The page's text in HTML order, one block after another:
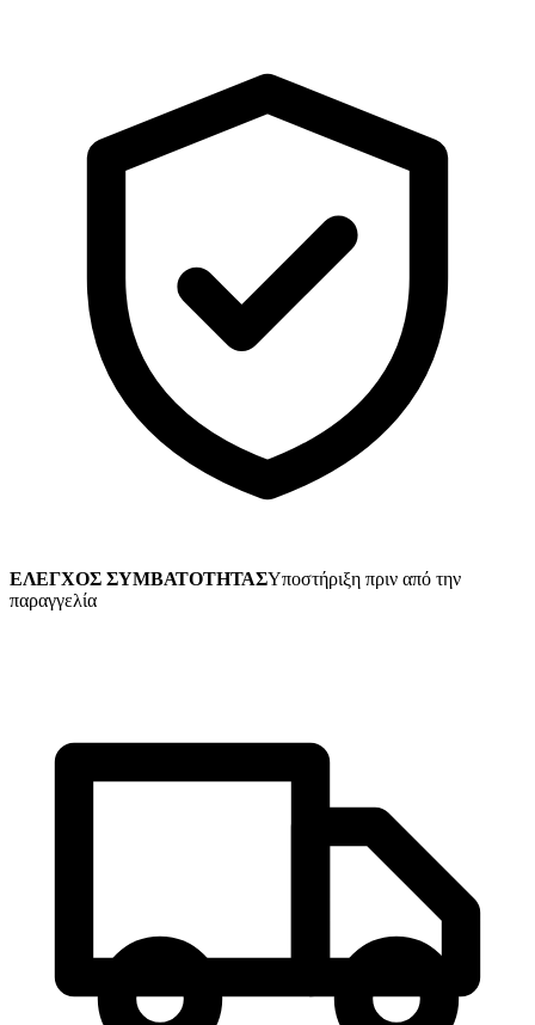
ΕΛΕΓΧΟΣ ΣΥΜΒΑΤΟΤΗΤΑΣΥποστήριξη πριν από την
παραγγελία